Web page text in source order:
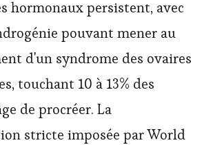
hormonaux persistent, avec
pouvant mener au
d'un syndrome des ovaires
touchant 10 à 13% des
de procréer. La
stricte imposée par World